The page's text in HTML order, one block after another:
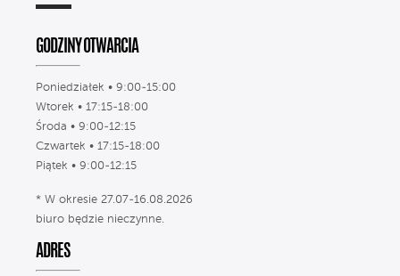
GODZINY OTWARCIA
Poniedziałek • 9:00-15:00
Wtorek • 17:15-18:00
Środa • 9:00-12:15
Czwartek • 17:15-18:00
Piątek • 9:00-12:15
* W okresie 27.07-16.08.2026
biuro będzie nieczynne.
ADRES